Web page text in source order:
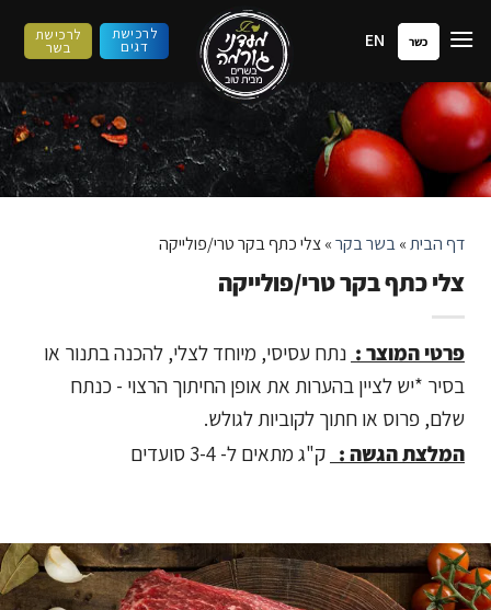
לתוכן
כשר EN לרכישת
דגים
לרכישת
בשר
דף הבית»בשר בקר»צלי כתף בקר טרי/פולייקה
צלי כתף בקר טרי/פולייקה
פרטי המוצר : נתח עסיסי, מיוחד לצלי, להכנה בתנור או
בסיר *יש לציין בהערות את אופן החיתוך הרצוי - כנתח
שלם, פרוס או חתוך לקוביות לגולש.
המלצת הגשה : ק"ג מתאים ל- 3-4 סועדים